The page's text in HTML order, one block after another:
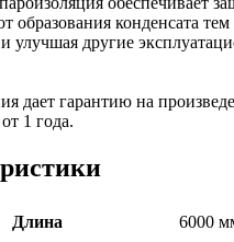
образования конденсата
улучшая другие
дает гарантию на
1 года.
Длина
6000